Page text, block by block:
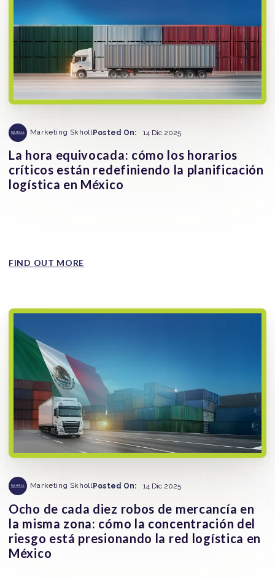
Marketing SkhollPosted On: 14 Dic 2025
La hora equivocada: cómo los horarios
críticos están redefiniendo la planificación
logística en México
FIND OUT MORE
Marketing SkhollPosted On: 14 Dic 2025
Ocho de cada diez robos de mercancía en
la misma zona: cómo la concentración del
riesgo está presionando la red logística en
México